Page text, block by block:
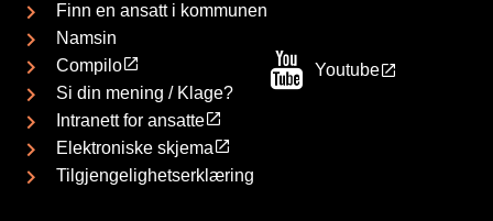
Finn en ansatt i kommunen
Namsin
Compilo
Si din mening / Klage?
Intranett for ansatte
Elektroniske skjema
Tilgjengelighetserklæring
Youtube